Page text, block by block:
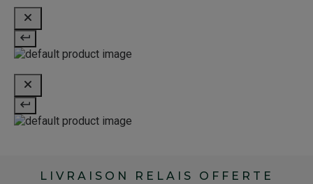
LIVRAISON RELAIS OFFERTE